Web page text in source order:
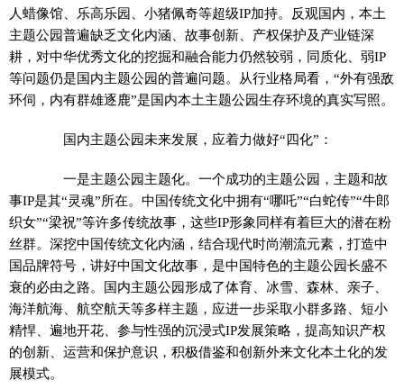
人蜡像馆、乐高乐园、小猪佩奇等超级IP加持。反观国内，本土
主题公园普遍缺乏文化内涵、故事创新、产权保护及产业链深
耕，对中华优秀文化的挖掘和融合能力仍然较弱，同质化、弱IP
等问题仍是国内主题公园的普遍问题。从行业格局看，“外有强敌
环伺，内有群雄逐鹿”是国内本土主题公园生存环境的真实写照。
国内主题公园未来发展，应着力做好“四化”：
一是主题公园主题化。一个成功的主题公园，主题和故
事IP是其“灵魂”所在。中国传统文化中拥有“哪吒”“白蛇传”“牛郎
织女”“梁祝”等许多传统故事，这些IP形象同样有着巨大的潜在粉
丝群。深挖中国传统文化内涵，结合现代时尚潮流元素，打造中
国品牌符号，讲好中国文化故事，是中国特色的主题公园长盛不
衰的必由之路。国内主题公园形成了体育、冰雪、森林、亲子、
海洋航海、航空航天等多样主题，应进一步采取小群多路、短小
精悍、遍地开花、参与性强的沉浸式IP发展策略，提高知识产权
的创新、运营和保护意识，积极借鉴和创新外来文化本土化的发
展模式。